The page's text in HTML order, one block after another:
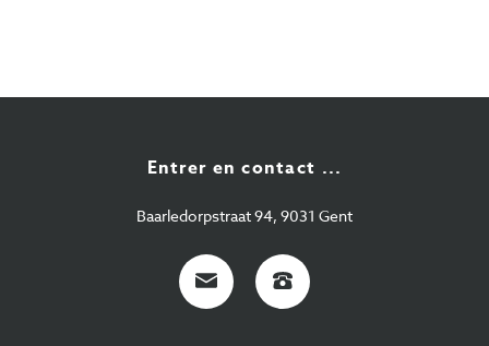
Entrer en contact ...
Baarledorpstraat 94, 9031 Gent
E-
Mail
+32
9